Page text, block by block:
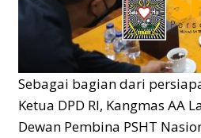
Sebagai bagian dari
Ketua DPD RI, Kangmas
Dewan Pembina PSHT